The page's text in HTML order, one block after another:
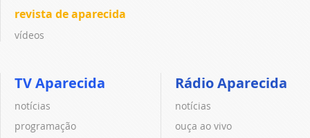
revista de aparecida
vídeos
TV Aparecida
notícias
programação
Rádio Aparecida
notícias
ouça ao vivo